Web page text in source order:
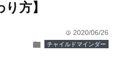
方】
time 2020/06/26
folder チャイルドマインダー